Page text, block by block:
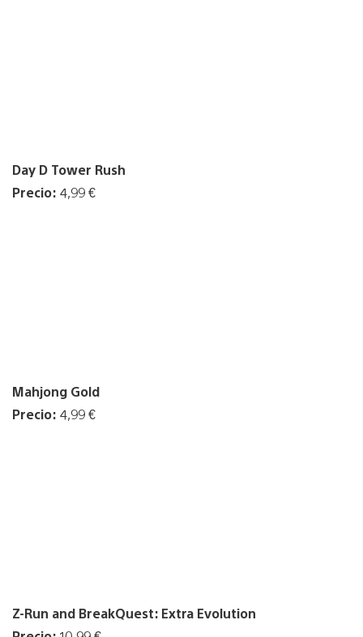
Day D Tower Rush
Precio: 4,99 €
Mahjong Gold
Precio: 4,99 €
Z-Run and BreakQuest: Extra Evolution